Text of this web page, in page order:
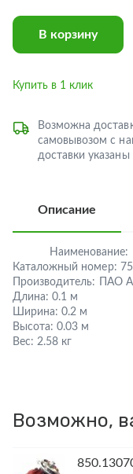
В корзину
Купить в 1 клик
Возможна
самовывозом с
доставки указаны
Описание
Наименование:
Каталожный номер:
Производитель:
ПАО
Длина: 0.1 м
Ширина: 0.2 м
Высота: 0.03 м
Вес: 2.58 кг
Возможно,